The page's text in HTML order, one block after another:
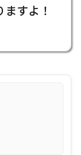
すよ！